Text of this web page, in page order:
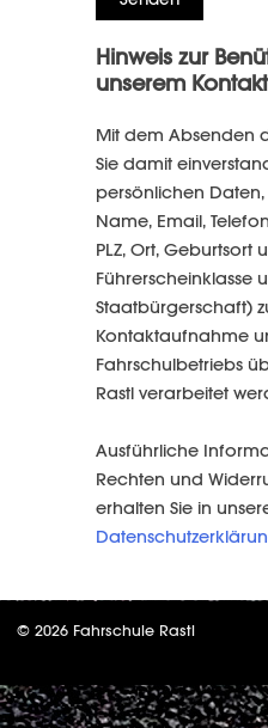
Hinweis zur
unserem
Mit dem Absenden
Sie damit
persönlichen
Name, Email,
PLZ, Ort, Geburtsort
Führerscheinklasse
Staatbürgerschaft)
Kontaktaufnahme
Fahrschulbetriebs
Rastl verarbeitet
Ausführliche
Rechten und
erhalten Sie in
© 2026 Fahrschule Rastl